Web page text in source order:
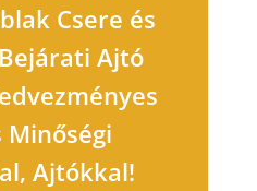
Csere és
Ajtó
Minőségi
Ajtókkal!